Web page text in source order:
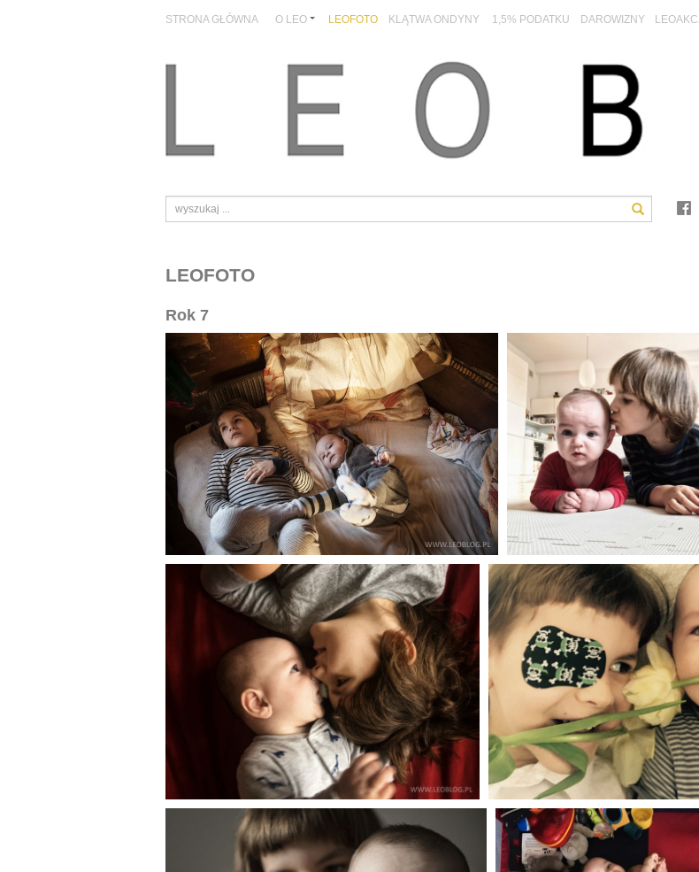
STRONA GŁÓWNA O LEO LEOFOTO KLĄTWA ONDYNY 1,5% PODATKU DAROWIZNY
LEOFOTO
Rok 7